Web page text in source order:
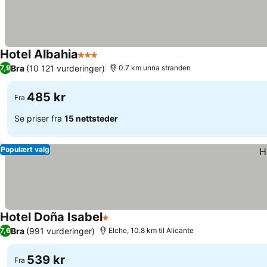
Hotel Albahia3 Stjerner
7,9Bra (10 121 vurderinger) 0.7 km unna stranden
Fra 485 kr
Se priser fra 15 nettsteder
Populært valg
Hotel Doña Isabel1 Stjerner
7,6Bra (991 vurderinger) Elche, 10.8 km til Alicante
Fra 539 kr